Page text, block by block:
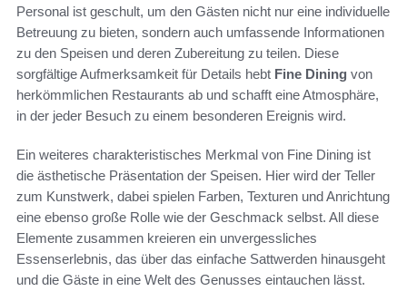
Personal ist geschult, um den Gästen nicht nur eine individuelle
Betreuung zu bieten, sondern auch umfassende Informationen
zu den Speisen und deren Zubereitung zu teilen. Diese
sorgfältige Aufmerksamkeit für Details hebt Fine Dining von
herkömmlichen Restaurants ab und schafft eine Atmosphäre,
in der jeder Besuch zu einem besonderen Ereignis wird.
Ein weiteres charakteristisches Merkmal von Fine Dining ist
die ästhetische Präsentation der Speisen. Hier wird der Teller
zum Kunstwerk, dabei spielen Farben, Texturen und Anrichtung
eine ebenso große Rolle wie der Geschmack selbst. All diese
Elemente zusammen kreieren ein unvergessliches
Essenserlebnis, das über das einfache Sattwerden hinausgeht
und die Gäste in eine Welt des Genusses eintauchen lässt.